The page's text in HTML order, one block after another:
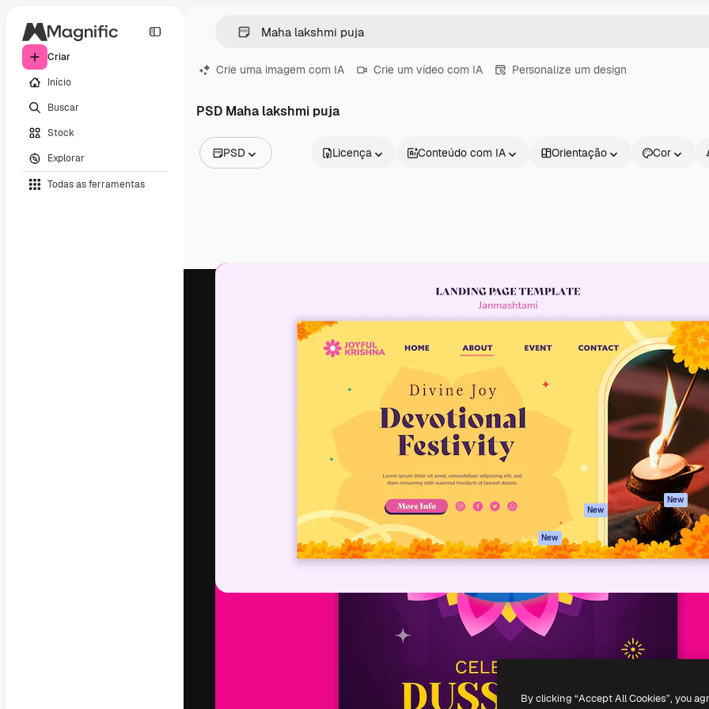
Criar
Início
Buscar
Stock
Explorar
Todas as ferramentas
Crie uma imagem com IA Crie um vídeo com IA Personalize um design
PSD Maha lakshmi puja
PSD
Vídeos
Licença Conteúdo com IA Orientação Cor
seu melhor trabalho. Mais de 1 milhão de
assinantes entre criativos, empresas,
agências e estúdios.
Produtos
Spaces
Assistente de IA
Gerador de
imagens
Gerador de vídeos
Texto para voz
Conteúdo de stock
MCP para
Claude/ChatGPT
New
Agentes New
API
Todas as
ferramentas
Começar
Academy
Documentação
Atendimento
Termos e
condições
Política de
privacidade
Originais New
Política de
Central de
confiabilidade
Empresas
Freepik Company S.L.U. Todos os direitos reservados.
By clicking “Accept All Cookies”, you